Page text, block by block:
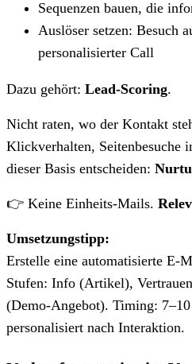
Sequenzen bauen, die
Auslöser setzen: Besuch
personalisierter Call
Dazu gehört: Lead-Scoring.
Nicht raten, wo der Kontakt
Klickverhalten, Seitenbesuche
dieser Basis entscheiden:
👉 Keine Einheits-Mails.
Umsetzungstipp:
Erstelle eine automatisierte E-
Stufen: Info (Artikel),
(Demo-Angebot). Timing: 7–10
personalisiert nach Interaktion.